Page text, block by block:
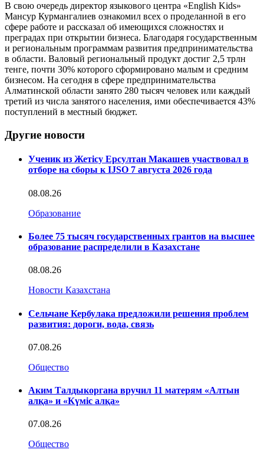
В свою очередь директор языкового центра «English Kids»
Мансур Курмангалиев ознакомил всех о проделанной в его
сфере работе и рассказал об имеющихся сложностях и
преградах при открытии бизнеса. Благодаря государственным
и региональным программам развития предпринимательства
в области. Валовый региональный продукт достиг 2,5 трлн
тенге, почти 30% которого сформировано малым и средним
бизнесом. На сегодня в сфере предпринимательства
Алматинской области занято 280 тысяч человек или каждый
третий из числа занятого населения, ими обеспечивается 43%
поступлений в местный бюджет.
Другие новости
Ученик из Жетісу Ерсултан Макашев участвовал в
отборе на сборы к IJSO 7 августа 2026 года
08.08.26
Образование
Более 75 тысяч государственных грантов на высшее
образование распределили в Казахстане
08.08.26
Новости Казахстана
Сельчане Кербулака предложили решения проблем
развития: дороги, вода, связь
07.08.26
Общество
Аким Талдыкоргана вручил 11 матерям «Алтын
алқа» и «Күміс алқа»
07.08.26
Общество